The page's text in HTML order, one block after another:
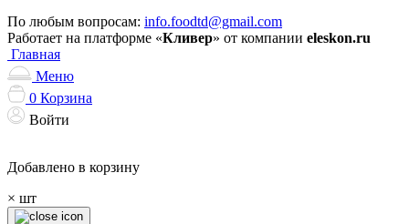
По любым вопросам: info.foodtd@gmail.com
Работает на платформе «Кливер» от компании eleskon.ru
Главная
Меню
0 Корзина
Войти
Добавлено в корзину
× шт